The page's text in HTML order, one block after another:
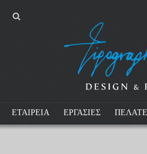
ΕΤΑΙΡΕΙΑ ΕΡΓΑΣΙΕΣ